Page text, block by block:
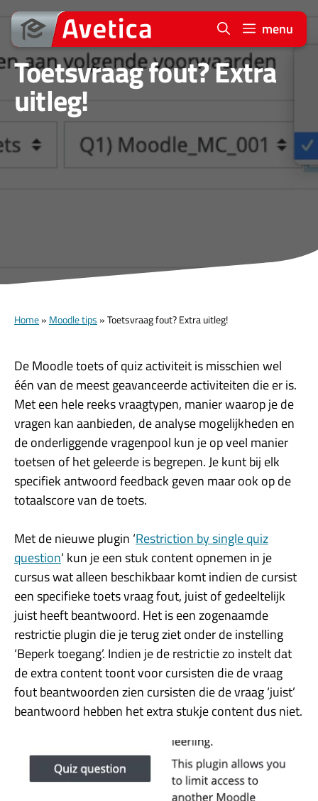
Ga
naar
de
inhoud
menu
Toetsvraag fout? Extra
uitleg!
Home» Moodle tips »Toetsvraag fout? Extra uitleg!
De Moodle toets of quiz activiteit is misschien wel
één van de meest geavanceerde activiteiten die er is.
Met een hele reeks vraagtypen, manier waarop je de
vragen kan aanbieden, de analyse mogelijkheden en
de onderliggende vragenpool kun je op veel manier
toetsen of het geleerde is begrepen. Je kunt bij elk
specifiek antwoord feedback geven maar ook op de
totaalscore van de toets.
Met de nieuwe plugin ‘Restriction by single quiz
question‘ kun je een stuk content opnemen in je
cursus wat alleen beschikbaar komt indien de cursist
een specifieke toets vraag fout, juist of gedeeltelijk
juist heeft beantwoord. Het is een zogenaamde
restrictie plugin die je terug ziet onder de instelling
‘Beperk toegang’. Indien je de restrictie zo instelt dat
de extra content toont voor cursisten die de vraag
fout beantwoorden zien cursisten die de vraag ‘juist’
beantwoord hebben het extra stukje content dus niet.